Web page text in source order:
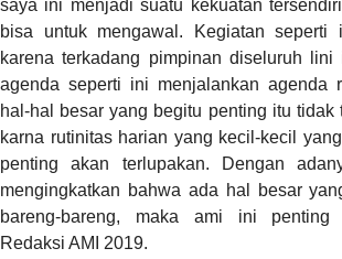
saya ini menjadi suatu kekuatan
bisa untuk mengawal. Kegiatan seperti
karena terkadang pimpinan diseluruh
agenda seperti ini menjalankan agenda
hal-hal besar yang begitu penting itu tidak
karna rutinitas harian yang kecil-kecil
penting akan terlupakan. Dengan
mengingkatkan bahwa ada hal besar
bareng-bareng, maka ami ini penting
Redaksi AMI 2019.